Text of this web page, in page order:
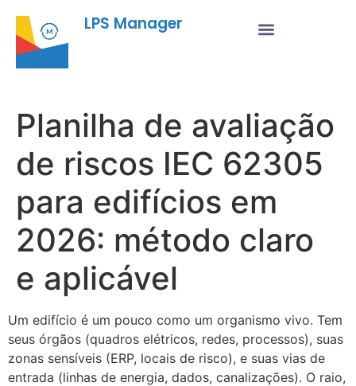
LPS Manager
Planilha de avaliação
de riscos IEC 62305
para edifícios em
2026: método claro
e aplicável
Um edifício é um pouco como um organismo vivo. Tem
seus órgãos (quadros elétricos, redes, processos), suas
zonas sensíveis (ERP, locais de risco), e suas vias de
entrada (linhas de energia, dados, canalizações). O raio,